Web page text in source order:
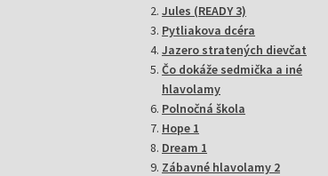
Jules (READY 3)
Pytliakova dcéra
Jazero stratených dievčat
Čo dokáže sedmička a iné
hlavolamy
Polnočná škola
Hope 1
Dream 1
Zábavné hlavolamy 2